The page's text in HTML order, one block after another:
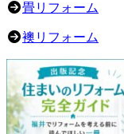
畳リフォーム
襖リフォーム